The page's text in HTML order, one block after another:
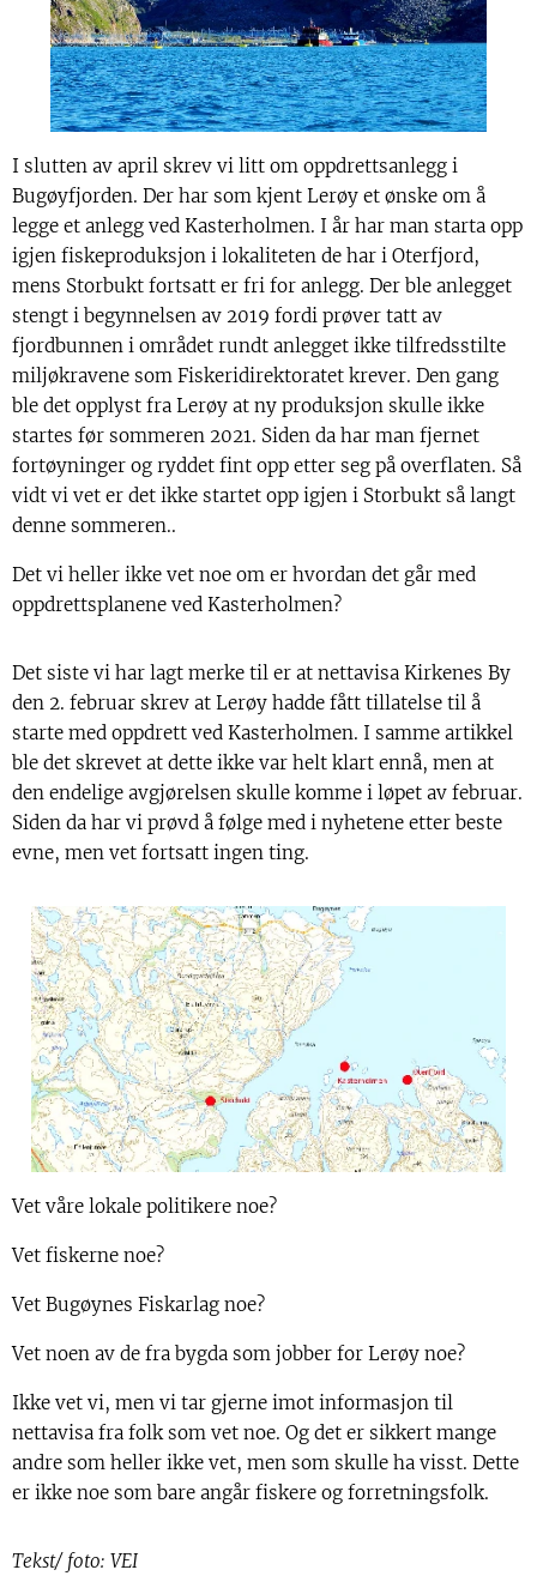
I slutten av april skrev vi litt om oppdrettsanlegg i
Bugøyfjorden. Der har som kjent Lerøy et ønske om å
legge et anlegg ved Kasterholmen. I år har man starta opp
igjen fiskeproduksjon i lokaliteten de har i Oterfjord,
mens Storbukt fortsatt er fri for anlegg. Der ble anlegget
stengt i begynnelsen av 2019 fordi prøver tatt av
fjordbunnen i området rundt anlegget ikke tilfredsstilte
miljøkravene som Fiskeridirektoratet krever. Den gang
ble det opplyst fra Lerøy at ny produksjon skulle ikke
startes før sommeren 2021. Siden da har man fjernet
fortøyninger og ryddet fint opp etter seg på overflaten. Så
vidt vi vet er det ikke startet opp igjen i Storbukt så langt
denne sommeren..
Det vi heller ikke vet noe om er hvordan det går med
oppdrettsplanene ved Kasterholmen?
Det siste vi har lagt merke til er at nettavisa Kirkenes By
den 2. februar skrev at Lerøy hadde fått tillatelse til å
starte med oppdrett ved Kasterholmen. I samme artikkel
ble det skrevet at dette ikke var helt klart ennå, men at
den endelige avgjørelsen skulle komme i løpet av februar.
Siden da har vi prøvd å følge med i nyhetene etter beste
evne, men vet fortsatt ingen ting.
Vet våre lokale politikere noe?
Vet fiskerne noe?
Vet Bugøynes Fiskarlag noe?
Vet noen av de fra bygda som jobber for Lerøy noe?
Ikke vet vi, men vi tar gjerne imot informasjon til
nettavisa fra folk som vet noe. Og det er sikkert mange
andre som heller ikke vet, men som skulle ha visst. Dette
er ikke noe som bare angår fiskere og forretningsfolk.
Tekst/ foto: VEI